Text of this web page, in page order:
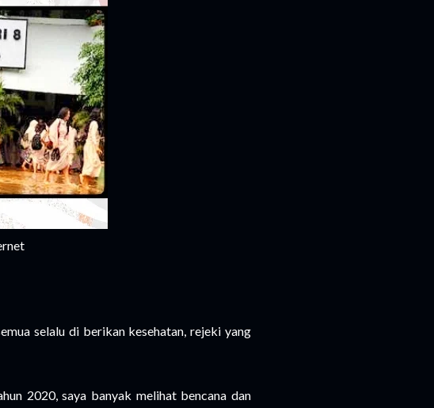
selalu di berikan kesehatan, rejeki yang
2020, saya banyak melihat bencana dan